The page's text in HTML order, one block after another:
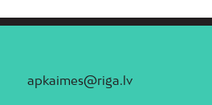
apkaimes@riga.lv